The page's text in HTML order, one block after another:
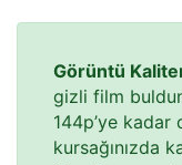
Görüntü
gizli film
144p’ye kadar
kursağınızda